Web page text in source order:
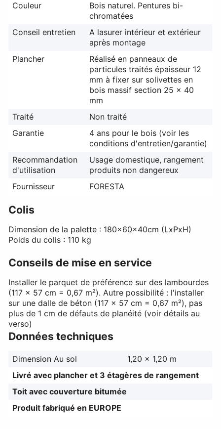
Couleur
Bois naturel. Pentures bi-
chromatées
Conseil entretien
A lasurer intérieur et extérieur
après montage
Plancher
Réalisé en panneaux de
particules traités épaisseur 12
mm à fixer sur solivettes en
bois massif section 25 x 40
mm
Traité
Non traité
Garantie
4 ans pour le bois (voir les
conditions d'entretien/garantie)
Recommandation
d'utilisation
Usage domestique, rangement
produits non dangereux
Fournisseur
FORESTA
Colis
Dimension de la palette : 180x60x40cm (LxPxH)
Poids du colis : 110 kg
Conseils de mise en service
Installer le parquet de préférence sur des lambourdes
(117 x 57 cm = 0,67 m²). Autre possibilité : l'installer
sur une dalle de béton (117 x 57 cm = 0,67 m²), pas
plus de 1 cm de défauts de planéité (voir détails au
verso)
Données techniques
Dimension Au sol
1,20 x 1,20 m
Livré avec plancher et 3 étagères de rangement
Toit avec couverture bitumée
Produit fabriqué en EUROPE